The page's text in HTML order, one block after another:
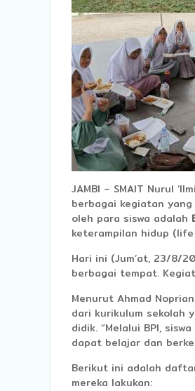
JAMBI – SMAIT Nurul
berbagai kegiatan
oleh para siswa adalah
keterampilan hidup
Hari ini (Jum’at, 23/8/
berbagai tempat.
Menurut Ahmad
dari kurikulum sekolah
didik. “Melalui BPI,
dapat belajar dan
Berikut ini adalah
mereka lakukan: